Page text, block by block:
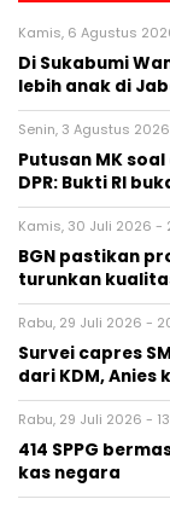
Kamis, 6 Agustus
Di Sukabumi
lebih anak di
Senin, 3 Agustus
Putusan MK
DPR: Bukti RI
Kamis, 30 Juli 2026 -
BGN pastikan
turunkan
Rabu, 29 Juli 2026 -
Survei capres
dari KDM, Anies
Rabu, 29 Juli 2026 -
414 SPPG
kas negara